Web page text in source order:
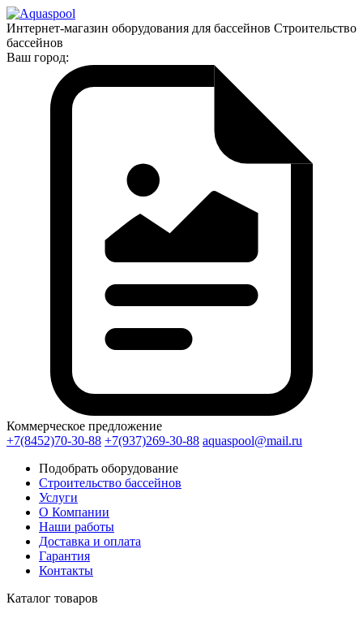
Интернет-магазин оборудования для бассейнов Строительство
бассейнов
Ваш город:
Коммерческое предложение
+7(8452)70-30-88 +7(937)269-30-88 aquaspool@mail.ru
Подобрать оборудование
Строительство бассейнов
Услуги
О Компании
Наши работы
Доставка и оплата
Гарантия
Контакты
Каталог товаров